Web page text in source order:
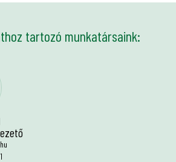
tartozó munkatársaink: